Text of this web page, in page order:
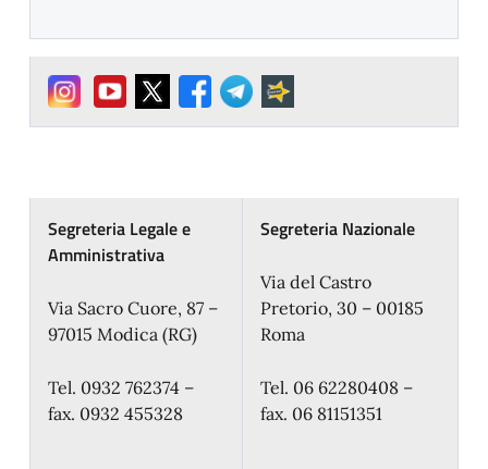
Segreteria Legale e
Amministrativa
Via Sacro Cuore, 87 –
97015 Modica (RG)
Tel. 0932 762374 –
fax. 0932 455328
Segreteria Nazionale
Via del Castro
Pretorio, 30 – 00185
Roma
Tel. 06 62280408 –
fax. 06 81151351